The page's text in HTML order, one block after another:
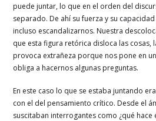
puede juntar, lo que en el orden del
separado. De ahí su fuerza y su
incluso escandalizarnos. Nuestra
que esta figura retórica disloca las cosas,
provoca extrañeza porque nos pone en
obliga a hacernos algunas preguntas.
En este caso lo que se estaba juntando
con el del pensamiento crítico. Desde el
suscitaban interrogantes como ¿qué hace